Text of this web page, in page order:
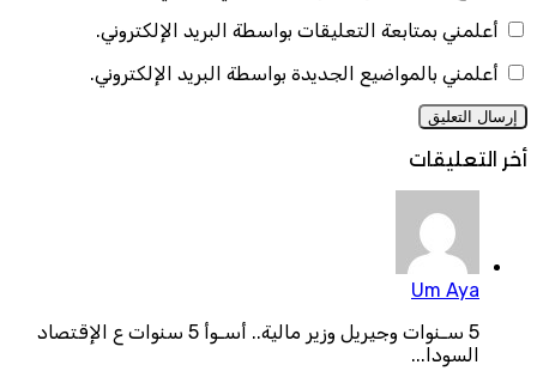
أعلمني بمتابعة التعليقات بواسطة البريد الإلكتروني.
أعلمني بالمواضيع الجديدة بواسطة البريد الإلكتروني.
أخر التعليقات
Um Aya
5 سـنوات وجيريل وزير مالية.. أسـوأ 5 سنوات ع الإقتصاد
السودا...